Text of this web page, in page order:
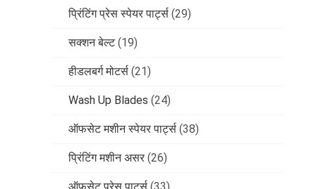
प्रिंटिंग प्रेस स्पेयर पार्ट्स (29)
सक्शन बेल्ट (19)
हीडलबर्ग मोटर्स (21)
Wash Up Blades (24)
ऑफसेट मशीन स्पेयर पार्ट्स (38)
प्रिंटिंग मशीन असर (26)